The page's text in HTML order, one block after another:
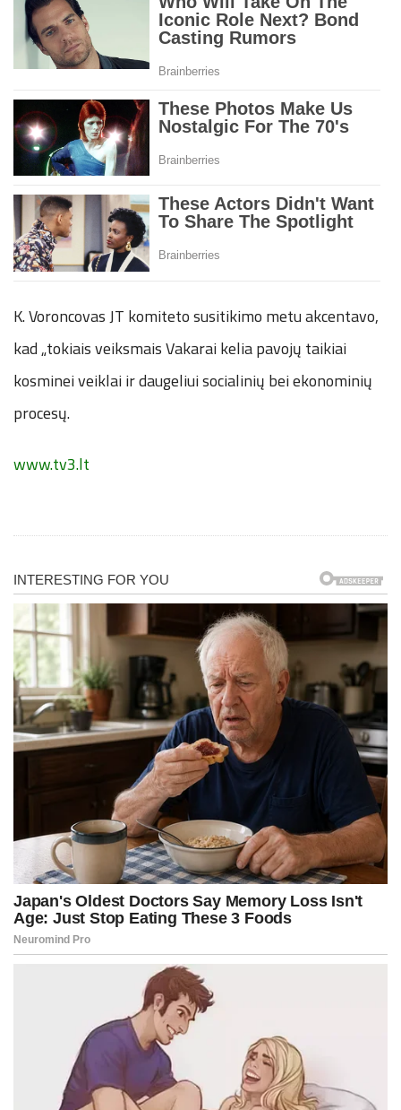
K. Voroncovas JT komiteto susitikimo metu akcentavo,
kad „tokiais veiksmais Vakarai kelia pavojų taikiai
kosminei veiklai ir daugeliui socialinių bei ekonominių
procesų.
www.tv3.lt